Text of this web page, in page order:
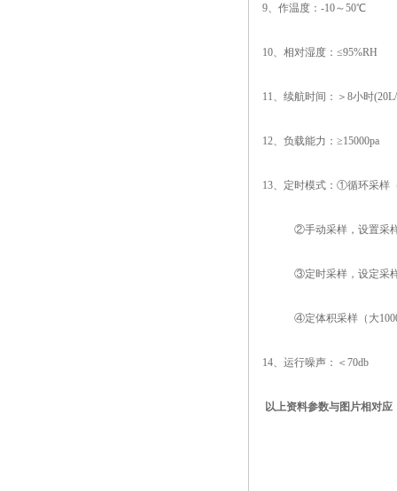
9、作温度：-10～50℃
10、相对湿度：≤95%RH
11、续航时间：＞8小时
12、负载能力：≥15000pa
13、定时模式：①循环采样
②手动采样，设置采
③定时采样，设定采
④定体积采样（大
14、运行噪声：＜70db
以上资料参数与图片相对应